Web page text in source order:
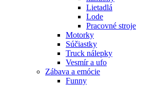
Lietadlá
Lode
Pracovné stroje
Motorky
Súčiastky
Truck nálepky
Vesmír a ufo
Zábava a emócie
Funny